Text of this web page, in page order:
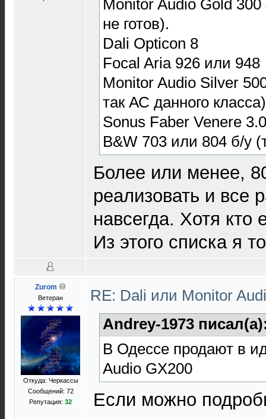
Monitor Audio Gold
не готов).
Dali Opticon 8
Focal Aria 926 или 948
Monitor Audio Silver
так АС данного класса)
Sonus Faber Venere 3.0
B&W 703 или 804 б/у
Более или менее,
реализовать и все
навсегда. Хотя кто
Из этого списка я
Zurom
Ветеран
Откуда: Черкассы
Сообщений: 72
Репутация: 32
RE: Dali или Monitor
Andrey-1973
В Одессе продают в
Audio GX200
Если можно